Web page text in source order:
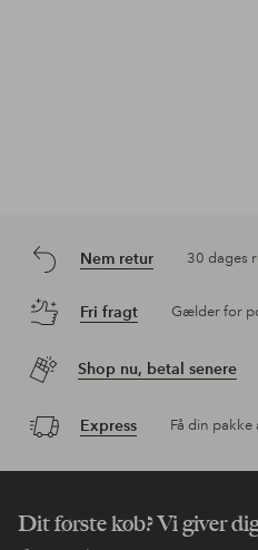
Nem retur 30 dages
Fri fragt Gælder for
Shop nu, betal senere
Express Få din
Dit første køb? Vi giver